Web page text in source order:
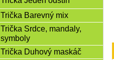
Trička Barevný mix
Trička Srdce, mandaly,
symboly
Trička Duhový maskáč